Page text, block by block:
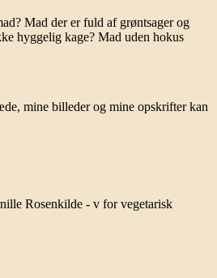
Mad der er fuld af grøntsager og
hyggelig kage? Mad uden hokus
mine billeder og mine opskrifter kan
Rosenkilde - v for vegetarisk